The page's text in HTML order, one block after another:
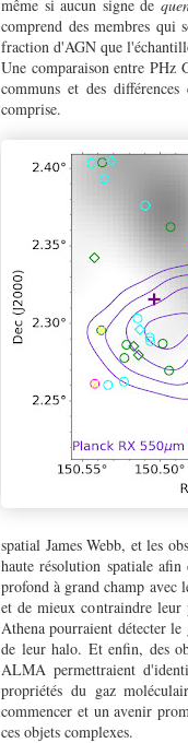
même si aucun signe de
comprend des membres qui
fraction d'AGN que
Une comparaison entre PHz
communs et des
comprise.
spatial James Webb, et les
haute résolution spatiale
profond à grand champ avec
et de mieux contraindre leur
Athena pourraient détecter
de leur halo. Et enfin, des
ALMA permettraient
propriétés du gaz
commencer et un avenir
ces objets complexes.